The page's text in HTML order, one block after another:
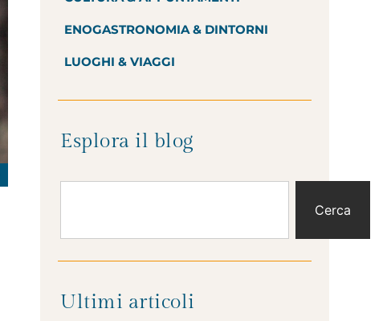
ENOGASTRONOMIA & DINTORNI
LUOGHI & VIAGGI
Esplora il blog
Cerca
Ultimi articoli